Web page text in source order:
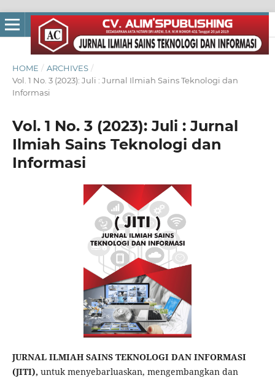
HOME / ARCHIVES /
Vol. 1 No. 3 (2023): Juli : Jurnal Ilmiah Sains Teknologi dan
Informasi
Vol. 1 No. 3 (2023): Juli : Jurnal
Ilmiah Sains Teknologi dan
Informasi
JURNAL ILMIAH SAINS TEKNOLOGI DAN INFORMASI
(JITI), untuk menyebarluaskan, mengembangkan dan